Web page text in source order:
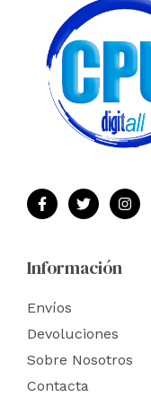
Información
Envíos
Devoluciones
Sobre Nosotros
Contacta